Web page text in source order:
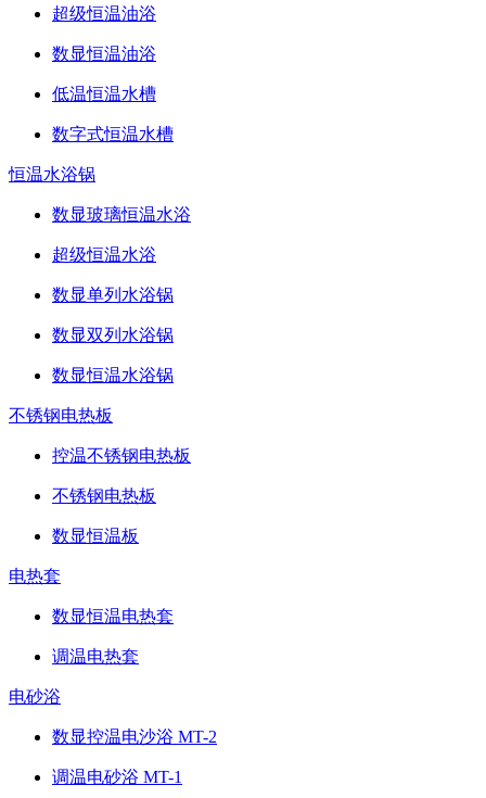
超级恒温油浴
数显恒温油浴
低温恒温水槽
数字式恒温水槽
恒温水浴锅
数显玻璃恒温水浴
超级恒温水浴
数显单列水浴锅
数显双列水浴锅
数显恒温水浴锅
不锈钢电热板
控温不锈钢电热板
不锈钢电热板
数显恒温板
电热套
数显恒温电热套
调温电热套
电砂浴
数显控温电沙浴 MT-2
调温电砂浴 MT-1